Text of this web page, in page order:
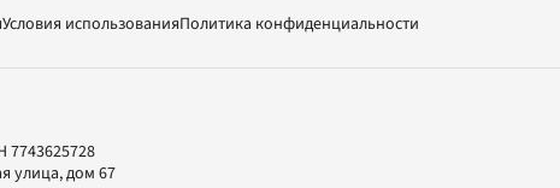
Условия использованияПолитика конфиденциальности
7743625728
улица, дом 67